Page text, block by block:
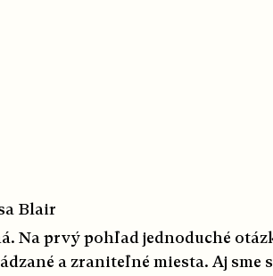
Blair
Na prvý pohľad jednoduché
a zraniteľné miesta. Aj sme